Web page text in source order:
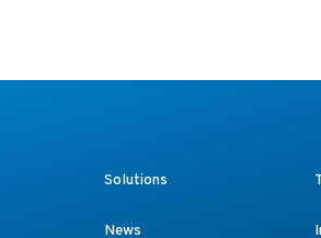
Solutions
News